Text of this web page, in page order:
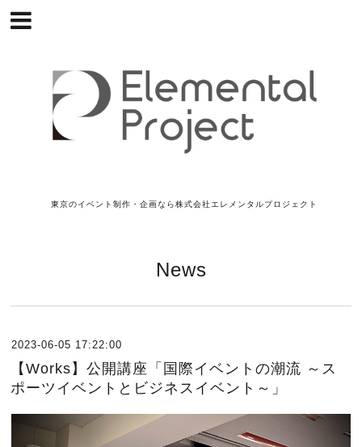
東京のイベント制作・企画なら株式会社エレメンタルプロジェクト
News
2023-06-05 17:22:00
【Works】公開講座「国際イベントの潮流 ～ス
ポーツイベントとビジネスイベント～」